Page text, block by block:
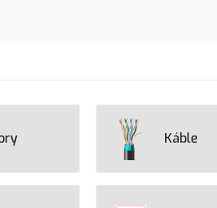
Káble